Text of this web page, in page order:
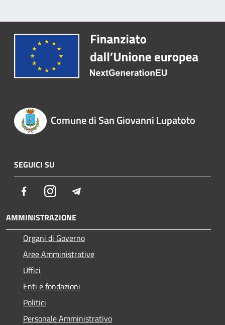
Comune di San Giovanni Lupatoto
SEGUICI SU
FacebookInstagram
AMMINISTRAZIONE
Organi di Governo
Aree Amministrative
Uffici
Enti e fondazioni
Politici
Personale Amministrativo